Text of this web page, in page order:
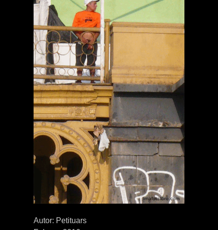
Autor: Petituars